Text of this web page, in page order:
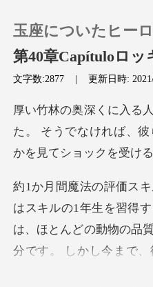
チャージ
閲覧履歴
ログアウトします
玉座についたヒー
第40章Capítuloロ
文字数:2877 |更新日時:
た。 そうでなければ、
は、ほとんどの動物の品
分です。 しかし